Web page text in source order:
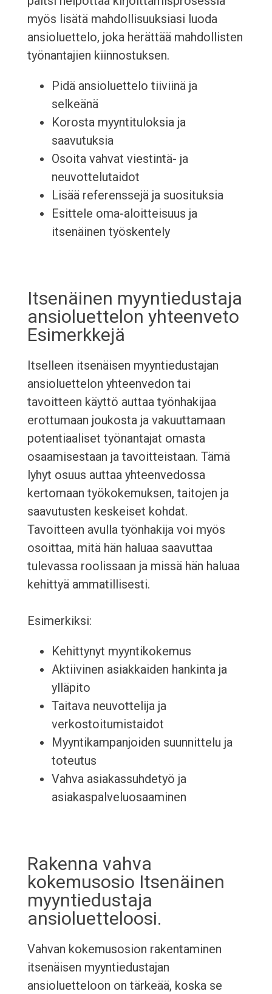
myös lisätä mahdollisuuksiasi luoda
ansioluettelo, joka herättää mahdollisten
työnantajien kiinnostuksen.
Pidä ansioluettelo tiiviinä ja
selkeänä
Korosta myyntituloksia ja
saavutuksia
Osoita vahvat viestintä- ja
neuvottelutaidot
Lisää referenssejä ja suosituksia
Esittele oma-aloitteisuus ja
itsenäinen työskentely
Itsenäinen myyntiedustaja
ansioluettelon yhteenveto
Esimerkkejä
Itselleen itsenäisen myyntiedustajan
ansioluettelon yhteenvedon tai
tavoitteen käyttö auttaa työnhakijaa
erottumaan joukosta ja vakuuttamaan
potentiaaliset työnantajat omasta
osaamisestaan ja tavoitteistaan. Tämä
lyhyt osuus auttaa yhteenvedossa
kertomaan työkokemuksen, taitojen ja
saavutusten keskeiset kohdat.
Tavoitteen avulla työnhakija voi myös
osoittaa, mitä hän haluaa saavuttaa
tulevassa roolissaan ja missä hän haluaa
kehittyä ammatillisesti.
Esimerkiksi:
Kehittynyt myyntikokemus
Aktiivinen asiakkaiden hankinta ja
ylläpito
Taitava neuvottelija ja
verkostoitumistaidot
Myyntikampanjoiden suunnittelu ja
toteutus
Vahva asiakassuhdetyö ja
asiakaspalveluosaaminen
Rakenna vahva
kokemusosio Itsenäinen
myyntiedustaja
ansioluetteloosi.
Vahvan kokemusosion rakentaminen
itsenäisen myyntiedustajan
ansioluetteloon on tärkeää, koska se